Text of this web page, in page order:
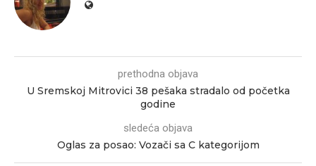
prethodna objava
U Sremskoj Mitrovici 38 pešaka stradalo od početka
godine
sledeća objava
Oglas za posao: Vozači sa C kategorijom